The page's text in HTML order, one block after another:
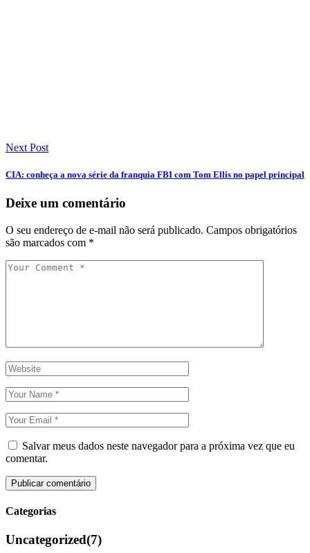
Next Post
CIA: conheça a nova série da franquia FBI com Tom Ellis no papel principal
Deixe um comentário
O seu endereço de e-mail não será publicado. Campos obrigatórios
são marcados com *
Salvar meus dados neste navegador para a próxima vez que eu
comentar.
Categorias
Uncategorized(7)